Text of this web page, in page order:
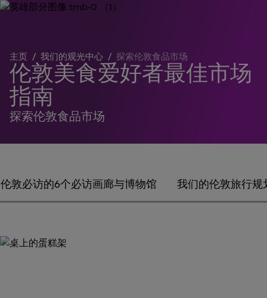
主页 / 我们的观光中心 / 探索伦敦食品市场
伦敦美食爱好者最佳市场
指南
探索伦敦食品市场
伦敦必访的6个必访画廊与博物馆 我们的伦敦旅行规